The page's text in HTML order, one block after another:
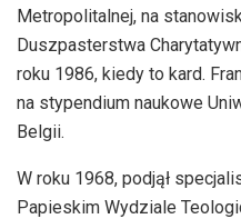
Metropolitalnej, na
Duszpasterstwa
roku 1986, kiedy to kard.
na stypendium naukowe
Belgii.
W roku 1968, podjął
Papieskim Wydziale